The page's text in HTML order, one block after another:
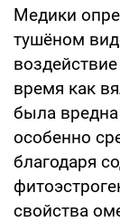
Медики
тушёном
время как
была
особенно
благодаря
свойства